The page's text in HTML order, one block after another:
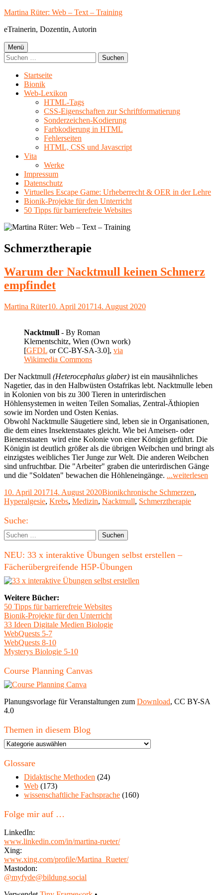
Springe
Inhalt
Martina Rüter: Web – Text – Training
eTrainerin, Dozentin, Autorin
Primäres
Menü
Menü
Suchen
nach:
Startseite
Bionik
Web-Lexikon
HTML-Tags
CSS-Eigenschaften zur Schriftformatierung
Sonderzeichen-Kodierung
Farbkodierung in HTML
Fehlerseiten
HTML, CSS und Javascript
Vita
Werke
Impressum
Datenschutz
Virtuelles Escape Game: Urheberrecht & OER in der Lehre
Bionik-Projekte für den Unterricht
50 Tipps für barrierefreie Websites
Schlagwort:
Schmerztherapie
Warum der Nacktmull keinen Schmerz
empfindet
Autor
Martina RüterVeröffentlicht
10. April 201714. August 2020
Nacktmull - By Roman
Klementschitz, Wien (Own work)
[GFDL or CC-BY-SA-3.0], via
Wikimedia Commons
Der Nacktmull (Heterocephalus glaber) ist ein mausähnliches
Nagetier, das in den Halbwüsten Ostafrikas lebt. Nacktmulle leben
in Kolonien von bis zu 300 Tieren in unterirdischen
Höhlensystemen in weiten Teilen Somalias, Zentral-Äthiopien
sowie im Norden und Osten Kenias.
Obwohl Nacktmulle Säugetiere sind, leben sie in Organisationen,
die dem eines Insektenstaates gleicht. Wie bei Ameisen- oder
Bienenstaaten wird eine Kolonie von einer Königin geführt. Die
Königin ist deutlich größer als die übrigen Weibchen und bringt als
einzigstes weibliches Tier Junge zur Welt. Die anderen Weibchen
sind unfruchtbar. Die "Arbeiter" graben die unterirdischen Gänge
und die "Soldaten" bewachen die Höhleneingänge. ...weiterlesen
Veröffentlicht
am
10. April 201714. August 2020Kategorien
BionikSchlagwörter
chronische Schmerzen,
Hyperalgesie, Krebs, Medizin, Nacktmull, Schmerztherapie
Haupt-
Seitenleiste
Suche:
Suchen
nach:
NEU: 33 x interaktive Übungen selbst erstellen –
Fächerübergreifende H5P-Übungen
Weitere Bücher:
50 Tipps für barrierefreie Websites
Bionik-Projekte für den Unterricht
33 Ideen Digitale Medien Biologie
WebQuests 5-7
WebQuests 8-10
Mysterys Biologie 5-10
Course Planning Canvas
Planungsvorlage für Veranstaltungen zum Download, CC BY-SA
4.0
Themen in diesem Blog
Themen
diesem
Glossare
Didaktische Methoden (24)
Web (173)
wissenschaftliche Fachsprache (160)
Folge mir auf …
LinkedIn:
www.linkedin.com/in/martina-rueter/
Xing:
www.xing.com/profile/Martina_Rueter/
Mastodon:
@myfyde@bildung.social